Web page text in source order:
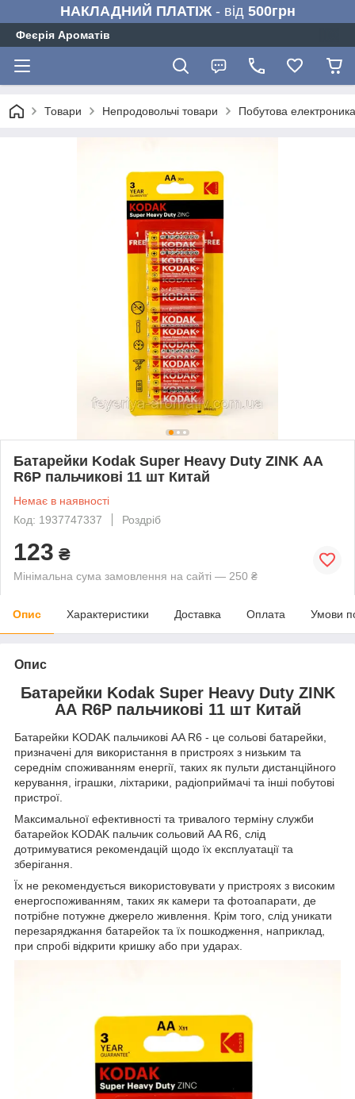
НАКЛАДНИЙ ПЛАТІЖ- від 500грн
Феєрія Ароматів
Товари Непродовольчі товари Побутова електроника
Батарейки Kodak Super Heavy Duty ZINK АА
R6P пальчикові 11 шт Китай
Немає в наявності
Код: 1937747337
Роздріб
123 ₴
Мінімальна сума замовлення на сайті — 250 ₴
Опис Характеристики Доставка Оплата Умови
Опис
Батарейки Kodak Super Heavy Duty ZINK
АА R6P пальчикові 11 шт Китай
Батарейки KODAK пальчикові AA R6 - це сольові батарейки,
призначені для використання в пристроях з низьким та
середнім споживанням енергії, таких як пульти дистанційного
керування, іграшки, ліхтарики, радіоприймачі та інші побутові
пристрої.
Максимальної ефективності та тривалого терміну служби
батарейок KODAK пальчик сольовий AA R6, слід
дотримуватися рекомендацій щодо їх експлуатації та
зберігання.
Їх не рекомендується використовувати у пристроях з високим
енергоспоживанням, таких як камери та фотоапарати, де
потрібне потужне джерело живлення. Крім того, слід уникати
перезаряджання батарейок та їх пошкодження, наприклад,
при спробі відкрити кришку або при ударах.